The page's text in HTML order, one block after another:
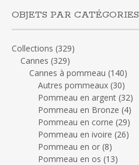
OBJETS PAR CATÉGORIES
Collections (329)
Cannes (329)
Cannes à pommeau (140)
Autres pommeaux (30)
Pommeau en argent (32)
Pommeau en Bronze (4)
Pommeau en corne (29)
Pommeau en ivoire (26)
Pommeau en or (8)
Pommeau en os (13)